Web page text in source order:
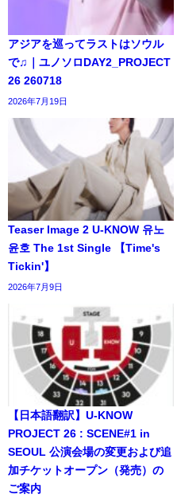
アジアを巡ってラストはソウル
で♫｜ユノソロDAY2_PROJECT
26 260718
2026年7月19日
Teaser Image 2 U-KNOW 유노
윤호 The 1st Single 【Time's
Tickin'】
2026年7月9日
【日本語翻訳】U-KNOW
PROJECT 26 : SCENE#1 in
SEOUL 公演会場の変更および追
加チケットオープン（発売）の
ご案内